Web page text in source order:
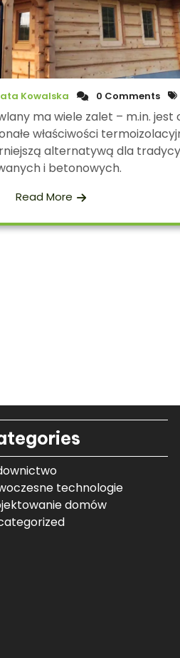
Kowalska 0 Comments
ma wiele zalet – m.in. jest
właściwości
alternatywą dla
i betonowych.
Read More
technologie
domów